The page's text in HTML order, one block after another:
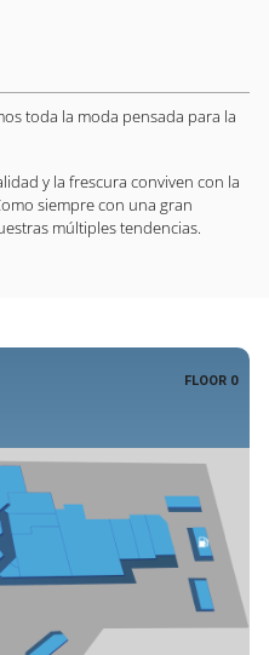
toda la moda pensada para la
y la frescura conviven con la
siempre con una gran
múltiples tendencias.